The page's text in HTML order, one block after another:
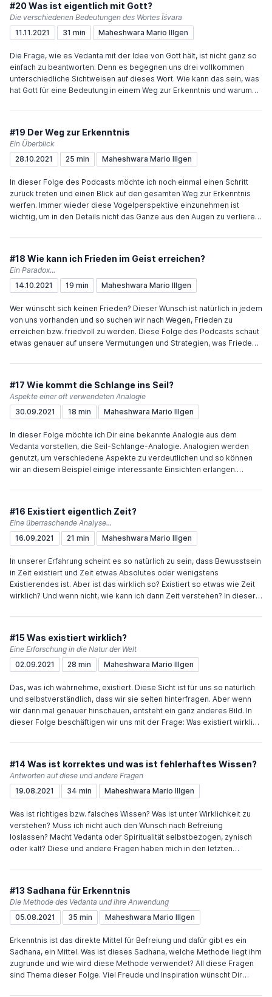
freuen. Sehr einfach geht das über "Buy me a coffee" oder meinen
Paypal.me-Account.
#20 Was ist eigentlich mit Gott?
Die verschiedenen Bedeutungen des Wortes Īśvara
11.11.2021
31 min Maheshwara Mario Illgen
Die Frage, wie es Vedanta mit der Idee von Gott hält, ist nicht ganz so
einfach zu beantworten. Denn es begegnen uns drei vollkommen
unterschiedliche Sichtweisen auf dieses Wort. Wie kann das sein, was
hat Gott für eine Bedeutung in einem Weg zur Erkenntnis und warum
Begriff Īśvara verstehen sollten? Diese Fragen versuche ich in dieser
wünscht Dir Maheshwara Wenn Du den Podcast unterstützen
möchtest, würde mich das sehr freuen. Sehr einfach geht das über
"Buy me a coffee" oder meinen Paypal.me-Account.
#19 Der Weg zur Erkenntnis
Ein Überblick
28.10.2021
25 min Maheshwara Mario Illgen
In dieser Folge des Podcasts möchte ich noch einmal einen Schritt
zurück treten und einen Blick auf den gesamten Weg zur Erkenntnis
werfen. Immer wieder diese Vogelperspektive einzunehmen ist
wichtig, um in den Details nicht das Ganze aus den Augen zu verlieren.
denn Yoga wird das Thema der kommenden Folgen. Viel Freude und
unterstützen möchtest, würde mich das sehr freuen. Sehr einfach geht
das über "Buy me a coffee" oder meinen Paypal.me-Account.
#18 Wie kann ich Frieden im Geist erreichen?
Ein Paradox...
14.10.2021
19 min Maheshwara Mario Illgen
Wer wünscht sich keinen Frieden? Dieser Wunsch ist natürlich in jedem
von uns vorhanden und so suchen wir nach Wegen, Frieden zu
erreichen bzw. friedvoll zu werden. Diese Folge des Podcasts schaut
etwas genauer auf unsere Vermutungen und Strategien, was Frieden
vielleicht unglaublich klingt. Aber sprach nicht schon ein berühmtes
Inspiration wünscht Dir Maheshwara Wenn Du den Podcast
unterstützen möchtest, würde mich das sehr freuen. Sehr einfach geht
das über "Buy me a coffee" oder meinen Paypal.me-Account.
#17 Wie kommt die Schlange ins Seil?
Aspekte einer oft verwendeten Analogie
30.09.2021
18 min Maheshwara Mario Illgen
In dieser Folge möchte ich Dir eine bekannte Analogie aus dem
Vedanta vorstellen, die Seil-Schlange-Analogie. Analogien werden
genutzt, um verschiedene Aspekte zu verdeutlichen und so können
wir an diesem Beispiel einige interessante Einsichten erlangen.
Überlagerung bedeutet und wie wir Ursache und Wirkung an diesem
warum wir auf bestimmte Fragen nicht wirklich eine Antwort finden
können. Viel Freude und Inspiration wünscht Dir Maheshwara Wenn Du
den Podcast unterstützen möchtest, würde mich das sehr freuen.
Paypal.me-Account.
#16 Existiert eigentlich Zeit?
Eine überraschende Analyse...
16.09.2021
21 min Maheshwara Mario Illgen
In unserer Erfahrung scheint es so natürlich zu sein, dass Bewusstsein
in Zeit existiert und Zeit etwas Absolutes oder wenigstens
Existierendes ist. Aber ist das wirklich so? Existiert so etwas wie Zeit
wirklich? Und wenn nicht, wie kann ich dann Zeit verstehen? In dieser
und versuchen, einige dieser Fragen zu beantworten. Viel Freude und
unterstützen möchtest, würde mich das sehr freuen. Sehr einfach geht
das über "Buy me a coffee" oder meinen Paypal.me-Account.
#15 Was existiert wirklich?
Eine Erforschung in die Natur der Welt
02.09.2021
28 min Maheshwara Mario Illgen
Das, was ich wahrnehme, existiert. Diese Sicht ist für uns so natürlich
und selbstverständlich, dass wir sie selten hinterfragen. Aber wenn
wir dann mal genauer hinschauen, entsteht ein ganz anderes Bild. In
dieser Folge beschäftigen wir uns mit der Frage: Was existiert wirklich
Dir Maheshwara P.S. Wenn Du den Podcast unterstützen möchtest,
coffee" oder meinen Paypal.me-Account.
#14 Was ist korrektes und was ist fehlerhaftes Wissen?
Antworten auf diese und andere Fragen
19.08.2021
34 min Maheshwara Mario Illgen
Was ist richtiges bzw. falsches Wissen? Was ist unter Wirklichkeit zu
verstehen? Muss ich nicht auch den Wunsch nach Befreiung
loslassen? Macht Vedanta oder Spiritualität selbstbezogen, zynisch
oder kalt? Diese und andere Fragen haben mich in den letzten
Viel Freude und Inspiration wünscht Dir Maheshwara
#13 Sadhana für Erkenntnis
Die Methode des Vedanta und ihre Anwendung
05.08.2021
35 min Maheshwara Mario Illgen
Erkenntnis ist das direkte Mittel für Befreiung und dafür gibt es ein
Sadhana, ein Mittel. Was ist dieses Sadhana, welche Methode liegt ihm
zugrunde und wie wird diese Methode verwendet? All diese Fragen
sind Thema dieser Folge. Viel Freude und Inspiration wünscht Dir